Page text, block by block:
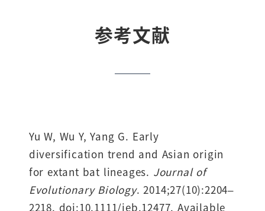
参考文献
Yu W, Wu Y, Yang G. Early
diversification trend and Asian origin
for extant bat lineages. Journal of
Evolutionary Biology. 2014;27(10):2204–
2218. doi:10.1111/jeb.12477. Available